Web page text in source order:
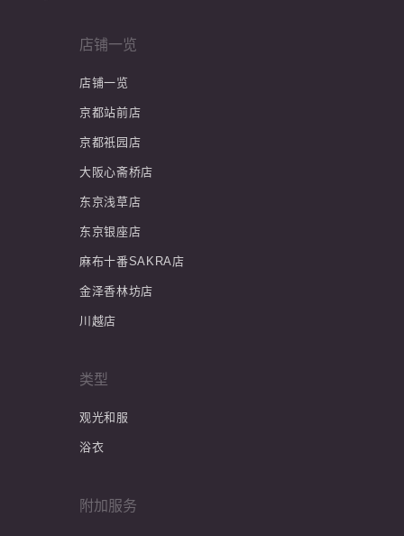
店铺一览
店铺一览
京都站前店
京都祇园店
大阪心斋桥店
东京浅草店
东京银座店
麻布十番SAKRA店
金泽香林坊店
川越店
类型
观光和服
浴衣
附加服务